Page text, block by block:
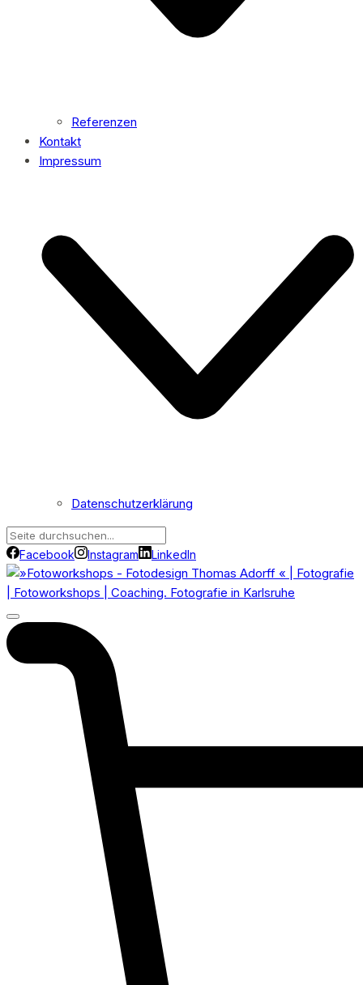
Referenzen
Kontakt
Impressum
Datenschutzerklärung
Facebook Instagram LinkedIn